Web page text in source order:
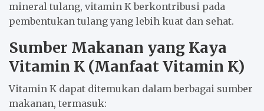
mineral tulang, vitamin K berkontribusi pada
pembentukan tulang yang lebih kuat dan sehat.
Sumber Makanan yang Kaya
Vitamin K (Manfaat Vitamin K)
Vitamin K dapat ditemukan dalam berbagai sumber
makanan, termasuk: